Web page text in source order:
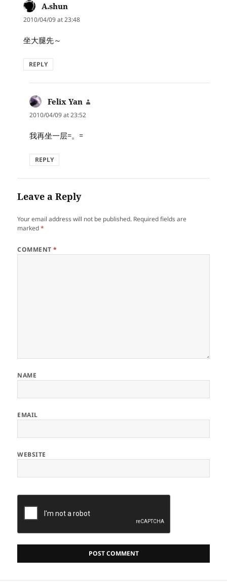
A.shun
2010/04/09 at 23:48
坐大腿先～
REPLY
Felix Yan
2010/04/09 at 23:52
我再坐一层=。=
REPLY
Leave a Reply
Your email address will not be published. Required fields are
marked*
COMMENT*
NAME
EMAIL
WEBSITE